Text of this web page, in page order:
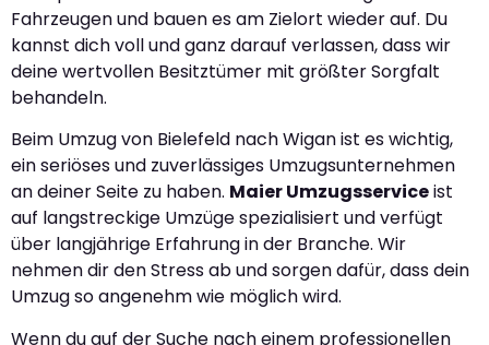
Fahrzeugen und bauen es am Zielort wieder auf. Du
kannst dich voll und ganz darauf verlassen, dass wir
deine wertvollen Besitztümer mit größter Sorgfalt
behandeln.
Beim Umzug von Bielefeld nach Wigan ist es wichtig,
ein seriöses und zuverlässiges Umzugsunternehmen
an deiner Seite zu haben. Maier Umzugsserviceist
auf langstreckige Umzüge spezialisiert und verfügt
über langjährige Erfahrung in der Branche. Wir
nehmen dir den Stress ab und sorgen dafür, dass dein
Umzug so angenehm wie möglich wird.
Wenn du auf der Suche nach einem professionellen